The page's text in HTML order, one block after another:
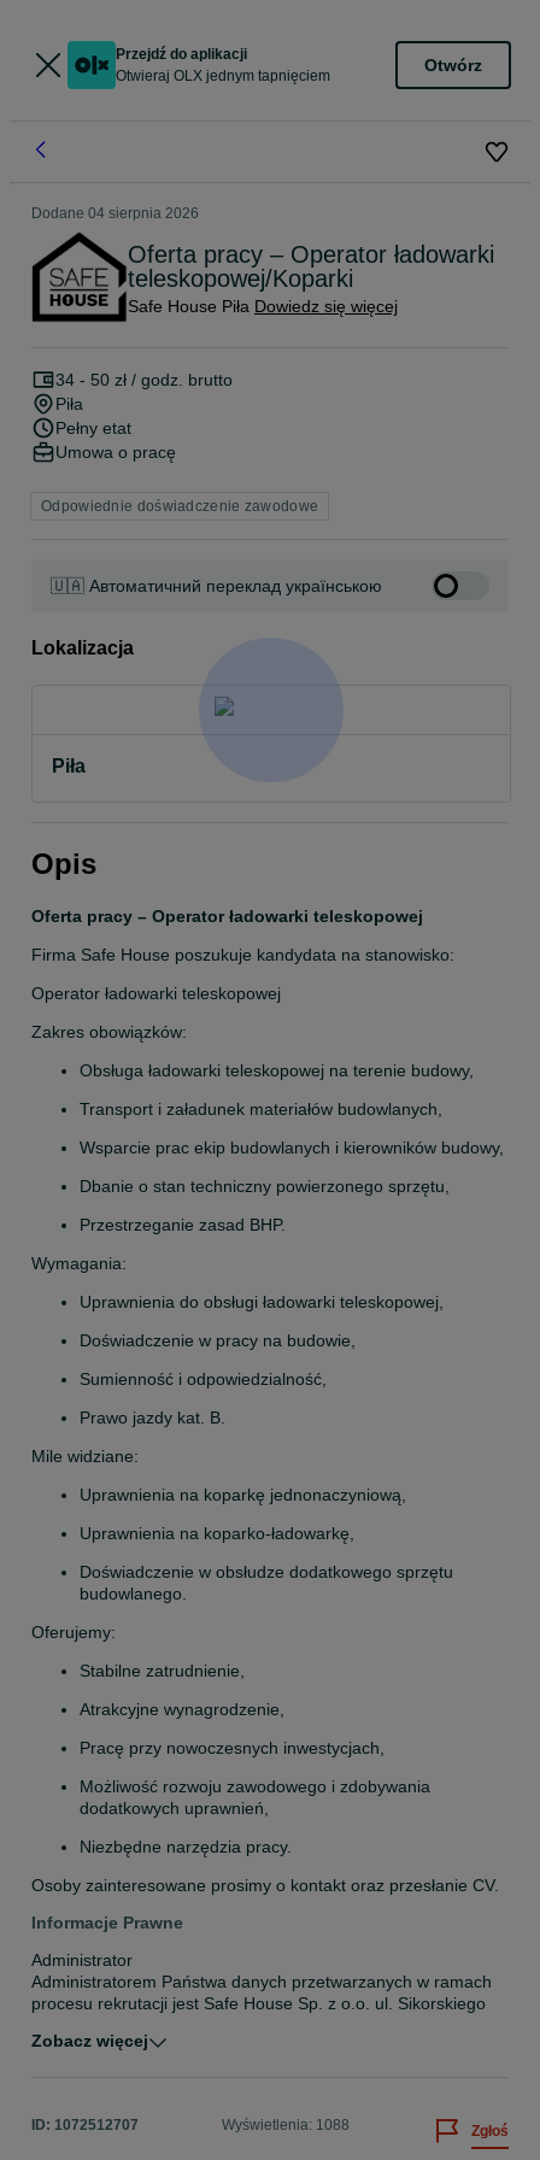
Przejdź do aplikacji
Otwieraj OLX jednym tapnięciem
Otwórz
Dodane 04 sierpnia 2026
Oferta pracy – Operator ładowarki
teleskopowej/Koparki
Safe House Piła Dowiedz się więcej
34 - 50 zł / godz. brutto
Piła
Pełny etat
Umowa o pracę
Odpowiednie doświadczenie zawodowe
🇺🇦 Автоматичний переклад українською
Lokalizacja
Piła
Opis
Oferta pracy – Operator ładowarki teleskopowej
Firma Safe House poszukuje kandydata na stanowisko:
Operator ładowarki teleskopowej
Zakres obowiązków:
Obsługa ładowarki teleskopowej na terenie budowy,
Transport i załadunek materiałów budowlanych,
Wsparcie prac ekip budowlanych i kierowników budowy,
Dbanie o stan techniczny powierzonego sprzętu,
Przestrzeganie zasad BHP.
Wymagania:
Uprawnienia do obsługi ładowarki teleskopowej,
Doświadczenie w pracy na budowie,
Sumienność i odpowiedzialność,
Prawo jazdy kat. B.
Mile widziane:
Uprawnienia na koparkę jednonaczyniową,
Uprawnienia na koparko-ładowarkę,
Doświadczenie w obsłudze dodatkowego sprzętu
budowlanego.
Oferujemy:
Stabilne zatrudnienie,
Atrakcyjne wynagrodzenie,
Pracę przy nowoczesnych inwestycjach,
Możliwość rozwoju zawodowego i zdobywania
dodatkowych uprawnień,
Niezbędne narzędzia pracy.
Osoby zainteresowane prosimy o kontakt oraz przesłanie CV.
Informacje Prawne
Administrator
Administratorem Państwa danych przetwarzanych w ramach
procesu rekrutacji jest Safe House Sp. z o.o. ul. Sikorskiego
Inspektor ochrony danych
Państwa dane osobowe w zakresie wskazanym w przepisach
Zobacz więcej
ID: 1072512707 Wyświetlenia: 1088 Zgłoś